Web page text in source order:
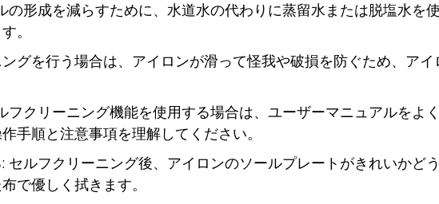
の形成を減らすために、水道水の代わりに蒸留水または脱塩水を
。
グを行う場合は、アイロンが滑って怪我や破損を防ぐため、ア
フクリーニング機能を使用する場合は、ユーザーマニュアルをよ
手順と注意事項を理解してください。
セルフクリーニング後、アイロンのソールプレートがきれいかど
で優しく拭きます。